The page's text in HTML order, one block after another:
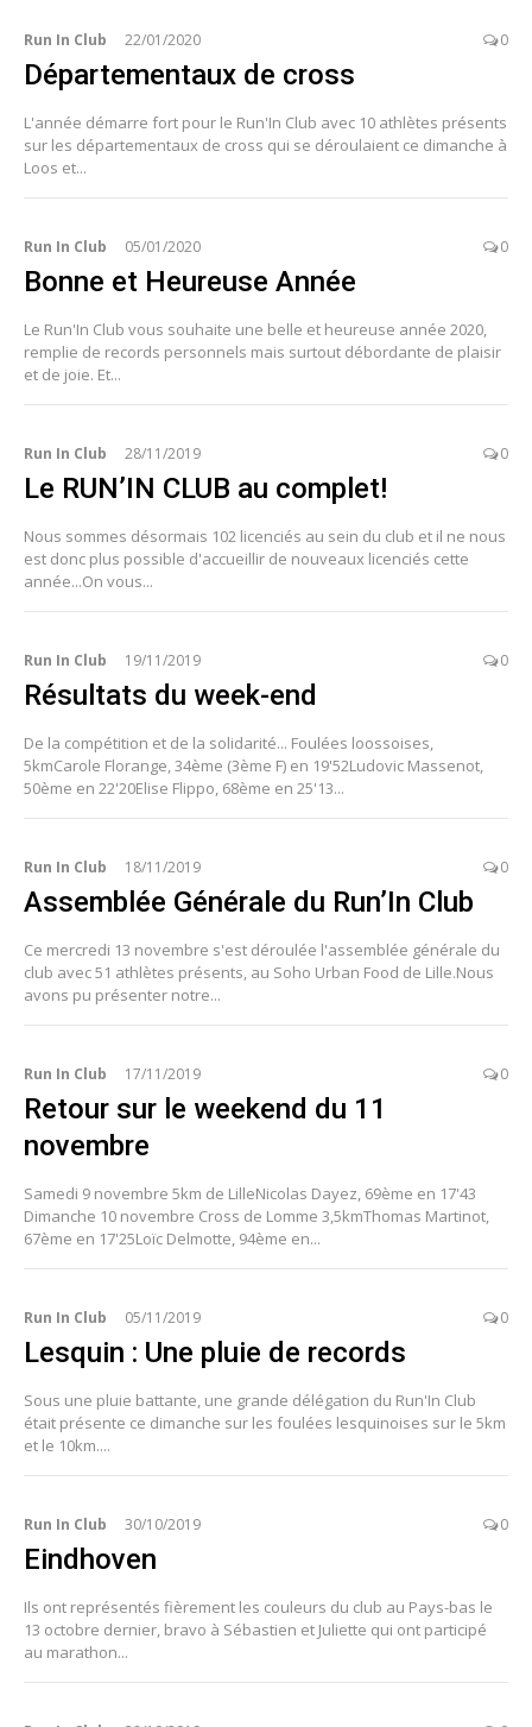
Run In Club 22/01/2020 0
Départementaux de cross
L'année démarre fort pour le Run'In Club avec 10 athlètes présents
sur les départementaux de cross qui se déroulaient ce dimanche à
Loos et...
Run In Club 05/01/2020 0
Bonne et Heureuse Année
Le Run'In Club vous souhaite une belle et heureuse année 2020,
remplie de records personnels mais surtout débordante de plaisir
et de joie. Et...
Run In Club 28/11/2019 0
Le RUN’IN CLUB au complet!
Nous sommes désormais 102 licenciés au sein du club et il ne nous
est donc plus possible d'accueillir de nouveaux licenciés cette
année...On vous...
Run In Club 19/11/2019 0
Résultats du week-end
De la compétition et de la solidarité... Foulées loossoises,
5kmCarole Florange, 34ème (3ème F) en 19'52Ludovic Massenot,
50ème en 22'20Elise Flippo, 68ème en 25'13...
Run In Club 18/11/2019 0
Assemblée Générale du Run’In Club
Ce mercredi 13 novembre s'est déroulée l'assemblée générale du
club avec 51 athlètes présents, au Soho Urban Food de Lille.Nous
avons pu présenter notre...
Run In Club 17/11/2019 0
Retour sur le weekend du 11
novembre
Samedi 9 novembre 5km de LilleNicolas Dayez, 69ème en 17'43
Dimanche 10 novembre Cross de Lomme 3,5kmThomas Martinot,
67ème en 17'25Loïc Delmotte, 94ème en...
Run In Club 05/11/2019 0
Lesquin : Une pluie de records
Sous une pluie battante, une grande délégation du Run'In Club
était présente ce dimanche sur les foulées lesquinoises sur le 5km
et le 10km....
Run In Club 30/10/2019 0
Eindhoven
Ils ont représentés fièrement les couleurs du club au Pays-bas le
13 octobre dernier, bravo à Sébastien et Juliette qui ont participé
au marathon...